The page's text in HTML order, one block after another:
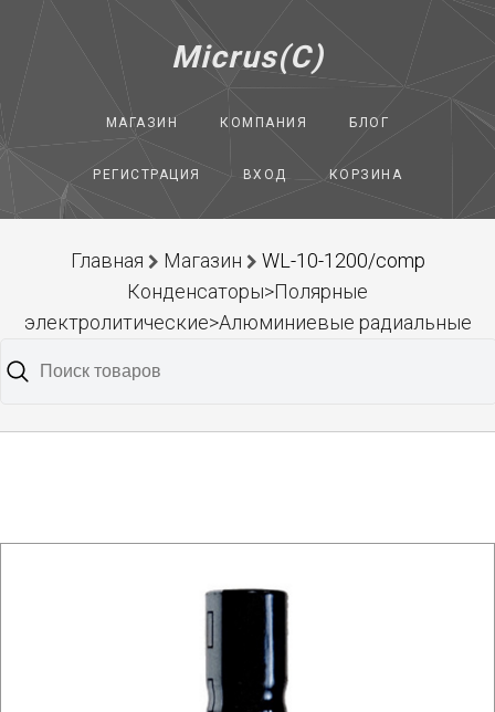
Micrus(C)
МАГАЗИН КОМПАНИЯ БЛОГ
РЕГИСТРАЦИЯ ВХОД КОРЗИНА
Главная Магазин
WL-10-1200/comp
Конденсаторы>Полярные
электролитические>Алюминиевые радиальные